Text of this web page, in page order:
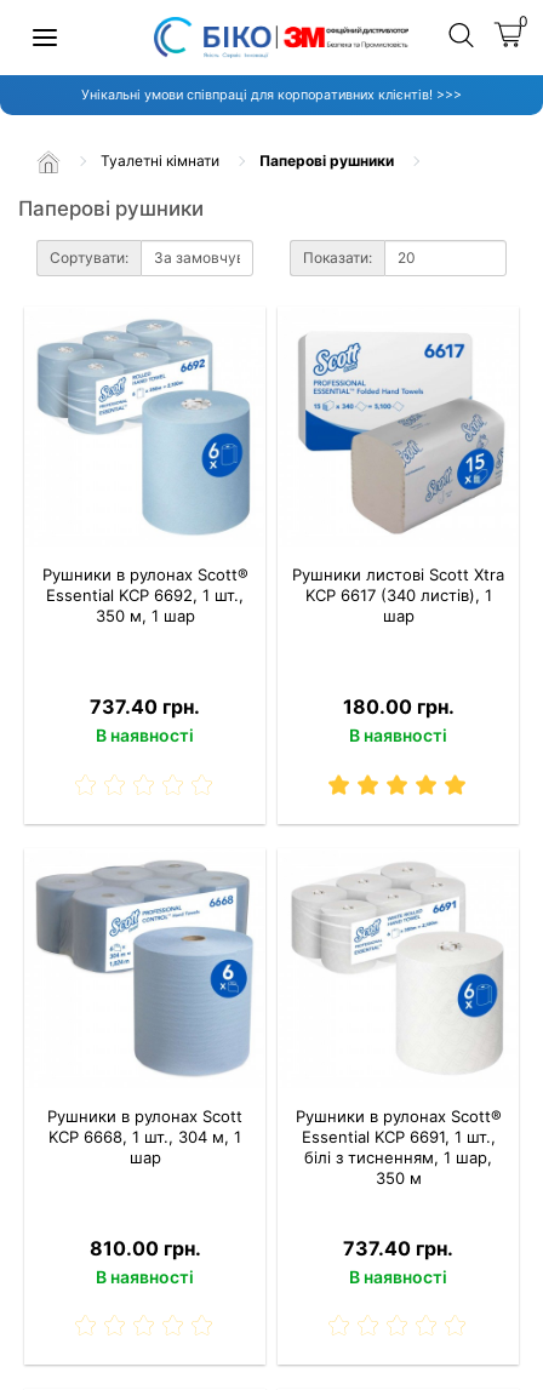
0
Унікальні умови співпраці для корпоративних клієнтів! >>>
Туалетні кімнати Паперові рушники
Паперові рушники
Сортувати: Показати:
Рушники в рулонах Scott®
Essential KCP 6692, 1 шт.,
350 м, 1 шар
737.40 грн.
В наявності
Рушники листові Scott Xtra
KCP 6617 (340 листів), 1
шар
180.00 грн.
В наявності
Рушники в рулонах Scott
KCP 6668, 1 шт., 304 м, 1
шар
810.00 грн.
В наявності
Рушники в рулонах Scott®
Essential KCP 6691, 1 шт.,
білі з тисненням, 1 шар,
350 м
737.40 грн.
В наявності